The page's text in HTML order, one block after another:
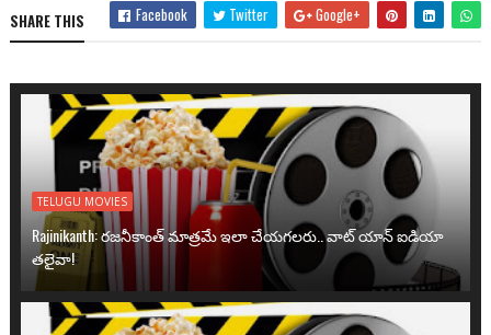
SHARE THIS Facebook Twitter Google+
TELUGU MOVIES
Rajinikanth: రజనీకాంత్ మాత్రమే ఇలా చేయగలరు.. వాట్ యాన్ ఐడియా
తలైవా!